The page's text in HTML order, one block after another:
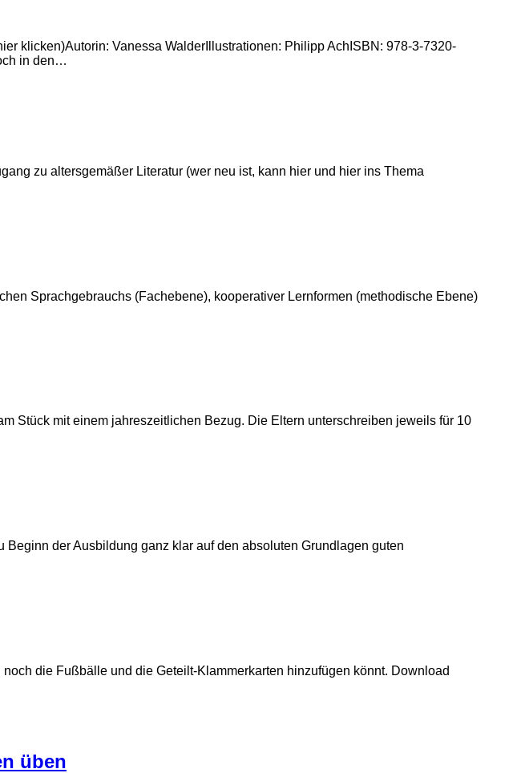
klicken)Autorin: Vanessa WalderIllustrationen: Philipp AchISBN: 978-3-7320-
in den…
zu altersgemäßer Literatur (wer neu ist, kann hier und hier ins Thema
Sprachgebrauchs (Fachebene), kooperativer Lernformen (methodische Ebene)
Stück mit einem jahreszeitlichen Bezug. Die Eltern unterschreiben jeweils für 10
der Ausbildung ganz klar auf den absoluten Grundlagen guten
die Fußbälle und die Geteilt-Klammerkarten hinzufügen könnt. Download
üben